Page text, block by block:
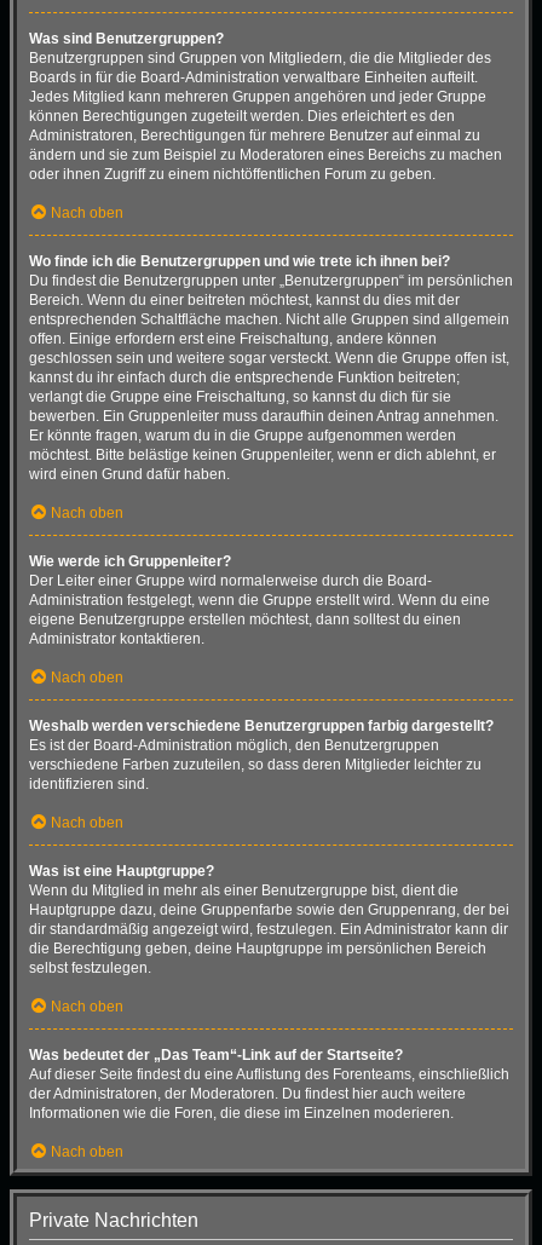
Was sind Benutzergruppen?
Benutzergruppen sind Gruppen von Mitgliedern, die die Mitglieder des
Boards in für die Board-Administration verwaltbare Einheiten aufteilt.
Jedes Mitglied kann mehreren Gruppen angehören und jeder Gruppe
können Berechtigungen zugeteilt werden. Dies erleichtert es den
Administratoren, Berechtigungen für mehrere Benutzer auf einmal zu
ändern und sie zum Beispiel zu Moderatoren eines Bereichs zu machen
oder ihnen Zugriff zu einem nichtöffentlichen Forum zu geben.
Nach oben
Wo finde ich die Benutzergruppen und wie trete ich ihnen bei?
Du findest die Benutzergruppen unter „Benutzergruppen“ im persönlichen
Bereich. Wenn du einer beitreten möchtest, kannst du dies mit der
entsprechenden Schaltfläche machen. Nicht alle Gruppen sind allgemein
offen. Einige erfordern erst eine Freischaltung, andere können
geschlossen sein und weitere sogar versteckt. Wenn die Gruppe offen ist,
kannst du ihr einfach durch die entsprechende Funktion beitreten;
verlangt die Gruppe eine Freischaltung, so kannst du dich für sie
bewerben. Ein Gruppenleiter muss daraufhin deinen Antrag annehmen.
Er könnte fragen, warum du in die Gruppe aufgenommen werden
möchtest. Bitte belästige keinen Gruppenleiter, wenn er dich ablehnt, er
wird einen Grund dafür haben.
Nach oben
Wie werde ich Gruppenleiter?
Der Leiter einer Gruppe wird normalerweise durch die Board-
Administration festgelegt, wenn die Gruppe erstellt wird. Wenn du eine
eigene Benutzergruppe erstellen möchtest, dann solltest du einen
Administrator kontaktieren.
Nach oben
Weshalb werden verschiedene Benutzergruppen farbig dargestellt?
Es ist der Board-Administration möglich, den Benutzergruppen
verschiedene Farben zuzuteilen, so dass deren Mitglieder leichter zu
identifizieren sind.
Nach oben
Was ist eine Hauptgruppe?
Wenn du Mitglied in mehr als einer Benutzergruppe bist, dient die
Hauptgruppe dazu, deine Gruppenfarbe sowie den Gruppenrang, der bei
dir standardmäßig angezeigt wird, festzulegen. Ein Administrator kann dir
die Berechtigung geben, deine Hauptgruppe im persönlichen Bereich
selbst festzulegen.
Nach oben
Was bedeutet der „Das Team“-Link auf der Startseite?
Auf dieser Seite findest du eine Auflistung des Forenteams, einschließlich
der Administratoren, der Moderatoren. Du findest hier auch weitere
Informationen wie die Foren, die diese im Einzelnen moderieren.
Nach oben
Private Nachrichten